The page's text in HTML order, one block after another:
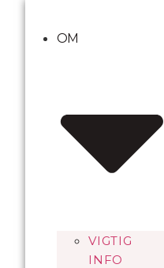
OM
VIGTIG
INFO